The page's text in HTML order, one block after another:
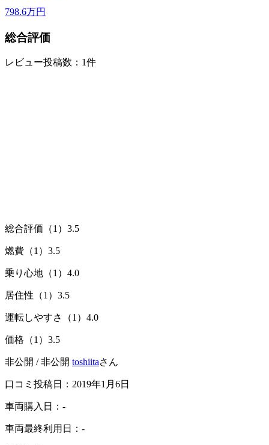
798.6万円
総合評価
レビュー投稿数：1件
総合評価（1） 3.5
燃費（1） 3.5
乗り心地（1） 4.0
居住性（1） 3.5
運転しやすさ（1） 4.0
価格（1） 3.5
非公開 / 非公開 toshiitaさん
口コミ投稿日：2019年1月6日
車両購入日：-
車両最終利用日：-